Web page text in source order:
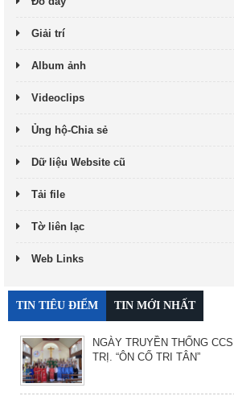
Giải trí
Album ảnh
Videoclips
Ủng hộ-Chia sẻ
Dữ liệu Website cũ
Tải file
Tờ liên lạc
Web Links
TIN TIÊU ĐIỂM TIN MỚI NHẤT
NGÀY TRUYỀN THỐNG
TRỊ. “ÔN CỐ TRI TÂN”